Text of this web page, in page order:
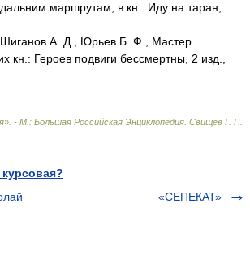
маршрутам, в кн.: Иду на таран,
А. Д., Юрьев Б. Ф., Мастер
кн.: Героев подвиги бессмертны, 2 изд.,
- М.: Большая Российская Энциклопедия Свищёв Г. Г.
«СЕПЕКАТ»